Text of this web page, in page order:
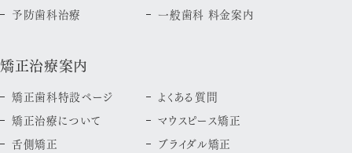
予防歯科治療
一般歯科 料金案内
矯正治療案内
矯正歯科特設ページ
矯正治療について
舌側矯正
よくある質問
マウスピース矯正
ブライダル矯正